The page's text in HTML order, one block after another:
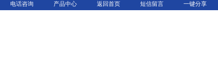
电话咨询 产品中心 返回首页 短信留言 一键分享